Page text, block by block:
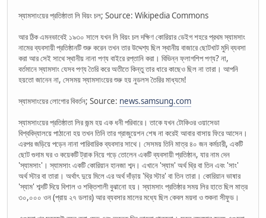
স্যামসাংয়ের প্রতিষ্ঠাতা লি বিয়ং চল; Source: Wikipedia Commons
আর ঠিক এমনভাবেই ১৯৩০ সালে যখন লি বিয়ং চল দক্ষিণ কোরিয়ার ডেইগ শহরে প্রথম স্যামসাং
নামের ব্যবসায়ী প্রতিষ্ঠানটি শুরু করেন তখন তার উদ্দেশ্য ছিল স্থানীয় বাজারে ছোটখাট মুদি ব্যবসা
করা আর সেই সাথে স্থানীয় নানা পণ্য বাইরে রপ্তানি করা। বিভিন্ন ফ্লাগশিপ পণ্য? না,
বর্তমানে স্যামসাং যেসব পণ্য তৈরি করে অতীতে কিন্তু তার ধারে কাছেও ছিল না তারা। আপনি
হয়তো জানেন না, সেসময় স্যামসাংয়ের শুরু হয় নুডলস তৈরির মাধ্যমে!
স্যামসাংয়ের লোগোর বিবর্তন; Source: news.samsung.com
স্যামসাংয়ের প্রতিষ্ঠাতা লির জন্ম হয় এক ধনী পরিবারে। তাকে যখন টোকিওর ওয়াসেডা
বিশ্ববিদ্যালয়ে পাঠানো হয় তখন তিনি তার গ্রাজুয়েশন শেষ না করেই আবার বাসায় ফিরে আসেন।
এরপর জড়িয়ে পড়েন নানা পারিবারিক ব্যবসার সাথে। সেসময় তিনি মাত্র ৪০ জন কর্মচারী, একটি
ছোট গুদাম ঘর ও কয়েকটি ট্রাক নিয়ে গড়ে তোলেন একটি ব্যবসায়ী প্রতিষ্ঠান, যার নাম দেন
'স্যামসাং'। স্যামসাং একটি কোরিয়ান হানজা শব্দ। এখানে 'স্যাম' অর্থ থ্রি বা তিন এবং 'সাং'
অর্থ স্টার বা তারা। অর্থাৎ দুয়ে মিলে এর অর্থ দাঁড়ায় 'থ্রি স্টার' বা তিন তারা। কোরিয়ান ভাষার
'স্যাম' শব্দটি দিয়ে বিশাল ও শক্তিশালী বুঝানো হয়। স্যামসাং প্রতিষ্ঠার সময় লির হাতে ছিল মাত্র
৩০,০০০ ওন (প্রায় ২৭ ডলার) আর ব্যবসার মালের মধ্যে ছিল কেবল ময়দা ও শুকনা সীফুড।